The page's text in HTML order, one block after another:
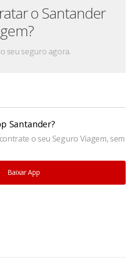
o Santander
seu seguro agora.
Santander?
o seu Seguro Viagem, sem
Baixar App